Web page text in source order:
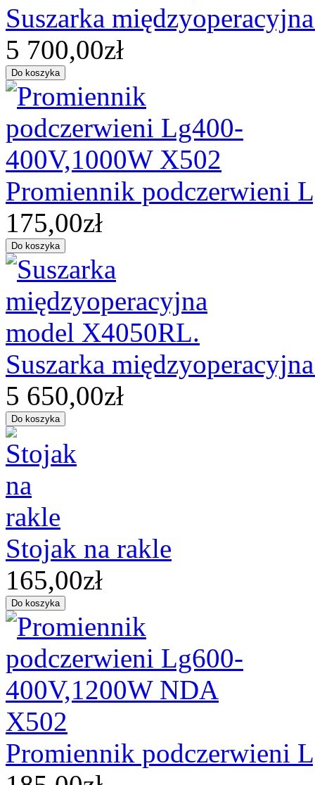
Suszarka
5 700,00zł
Promiennik podczerwieni
175,00zł
Suszarka
5 650,00zł
Stojak na rakle
165,00zł
Promiennik podczerwieni